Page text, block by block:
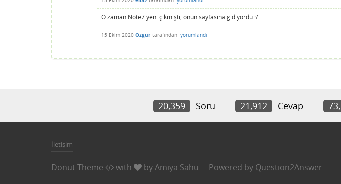
O zaman Note7 yeni çıkmıştı, onun sayfasına gidiyordu :/
15 Ekim 2020 Ozgur tarafından yorumlandı
20,359 Soru 21,912 Cevap
İletişim
Donut Theme with byAmiya Sahu Powered by Question2Answer